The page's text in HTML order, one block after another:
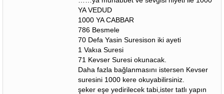
YA VEDUD
1000 YA CABBAR
786 Besmele
70 Defa Yasin Suresison iki ayeti
1 Vakıa Suresi
71 Kevser Suresi okunacak.
Daha fazla bağlanmasını istersen Kevser
suresini 1000 kere okuyabilirsiniz.
şeker eşe yedirilecek tabi,ister tatlı yapın